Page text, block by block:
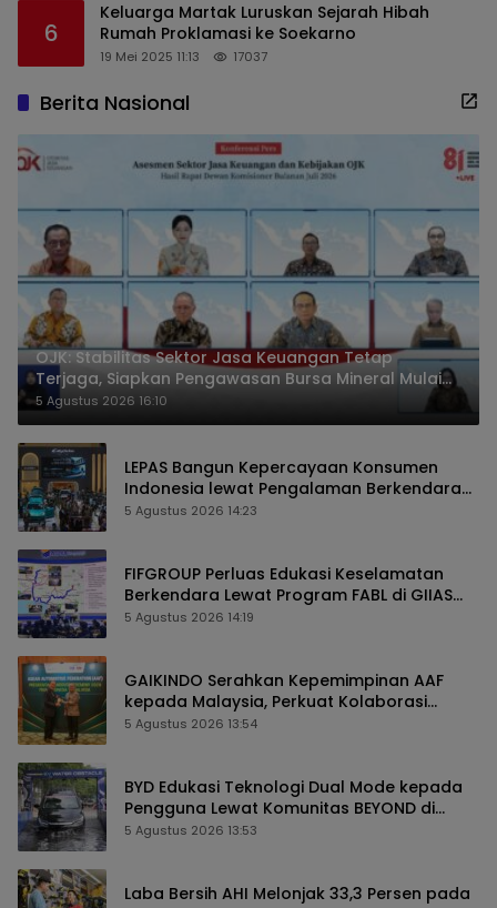
6
Keluarga Martak Luruskan Sejarah Hibah
Rumah Proklamasi ke Soekarno
19 Mei 2025 11:13 17037
Berita Nasional
OJK: Stabilitas Sektor Jasa Keuangan Tetap
Terjaga, Siapkan Pengawasan Bursa Mineral Mulai
2027
5 Agustus 2026 16:10
LEPAS Bangun Kepercayaan Konsumen
Indonesia lewat Pengalaman Berkendara
hingga Layanan Purnajual
5 Agustus 2026 14:23
FIFGROUP Perluas Edukasi Keselamatan
Berkendara Lewat Program FABL di GIIAS
2026
5 Agustus 2026 14:19
GAIKINDO Serahkan Kepemimpinan AAF
kepada Malaysia, Perkuat Kolaborasi
Industri Otomotif ASEAN
5 Agustus 2026 13:54
BYD Edukasi Teknologi Dual Mode kepada
Pengguna Lewat Komunitas BEYOND di
GIIAS 2026
5 Agustus 2026 13:53
Laba Bersih AHI Melonjak 33,3 Persen pada